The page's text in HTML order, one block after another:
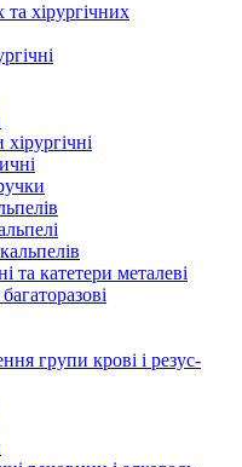
хірургічних
та катетери металеві
групи крові і резус-